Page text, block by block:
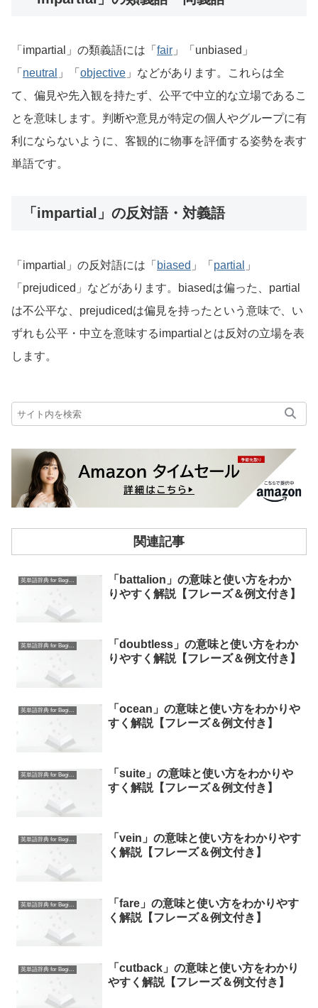
「impartial」の類義語には「 fair 」「unbiased」
「 neutral 」「 objective 」などがあります。これらは全
て、偏見や先入観を持たず、公平で中立的な立場であるこ
とを意味します。判断や意見が特定の個人やグループに有
利にならないように、客観的に物事を評価する姿勢を表す
単語です。
「impartial」の反対語・対義語
「impartial」の反対語には「 biased 」「 partial
」
「prejudiced」などがあります。biasedは偏った、partial
は不公平な、prejudicedは偏見を持ったという意味で、い
ずれも公平・中立を意味するimpartialとは反対の立場を表
します。
関連記事
英単語辞典 for Beginners
「battalion」の意味と使い方をわか
りやすく解説【フレーズ＆例文付き】
英単語辞典 for Beginners
「doubtless」の意味と使い方をわか
りやすく解説【フレーズ＆例文付き】
英単語辞典 for Beginners
「ocean」の意味と使い方をわかりや
すく解説【フレーズ＆例文付き】
英単語辞典 for Beginners
「suite」の意味と使い方をわかりや
すく解説【フレーズ＆例文付き】
英単語辞典 for Beginners
「vein」の意味と使い方をわかりやす
く解説【フレーズ＆例文付き】
英単語辞典 for Beginners
「fare」の意味と使い方をわかりやす
く解説【フレーズ＆例文付き】
英単語辞典 for Beginners
「cutback」の意味と使い方をわかり
やすく解説【フレーズ＆例文付き】